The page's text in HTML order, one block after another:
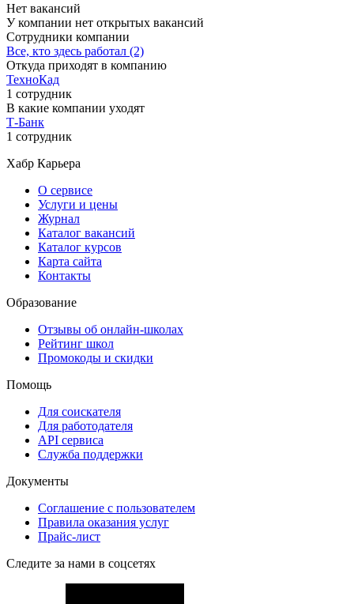
Нет вакансий
У компании нет открытых вакансий
Сотрудники компании
Все, кто здесь работал (2)
Откуда приходят в компанию
ТехноКад
1 сотрудник
В какие компании уходят
Т-Банк
1 сотрудник
Хабр Карьера
О сервисе
Услуги и цены
Журнал
Каталог вакансий
Каталог курсов
Карта сайта
Контакты
Образование
Отзывы об онлайн-школах
Рейтинг школ
Промокоды и скидки
Помощь
Для соискателя
Для работодателя
API сервиса
Служба поддержки
Документы
Соглашение с пользователем
Правила оказания услуг
Прайс-лист
Следите за нами в соцсетях